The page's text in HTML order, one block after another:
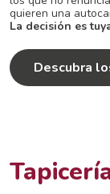
quieren una
La decisión es
Descubra